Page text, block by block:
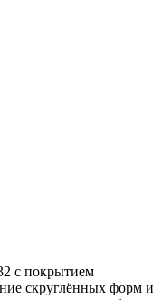
с покрытием
скруглённых форм и